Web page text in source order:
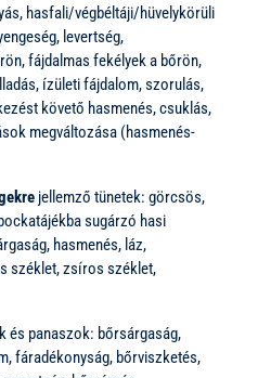
hasfali/végbéltáji/hüvelykörüli
levertség,
fájdalmas fekélyek a bőrön,
ízületi fájdalom, szorulás,
követő hasmenés, csuklás,
megváltozása (hasmenés-
jellemző tünetek: görcsös,
sugárzó hasi
hasmenés, láz,
széklet, zsíros széklet,
és panaszok: bőrsárgaság,
fáradékonyság, bőrviszketés,